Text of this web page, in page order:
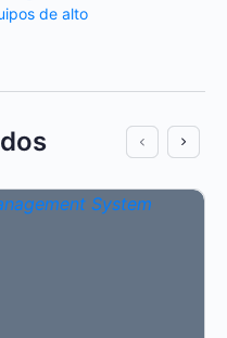
de alto